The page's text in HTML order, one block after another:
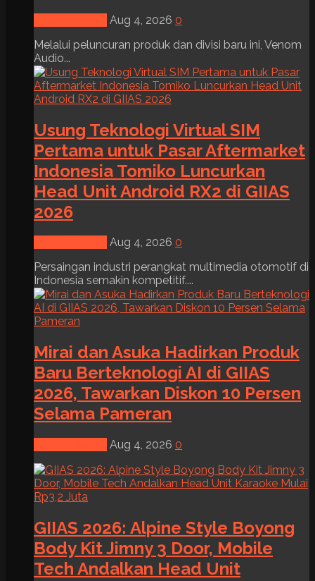
Aug 4, 2026 0
Melalui peluncuran produk dan divisi baru ini, Venom
Audio...
Usung Teknologi Virtual SIM
Pertama untuk Pasar Aftermarket
Indonesia Tomiko Luncurkan
Head Unit Android RX2 di GIIAS
2026
Aug 4, 2026 0
Persaingan industri perangkat multimedia otomotif di
Indonesia semakin kompetitif....
Mirai dan Asuka Hadirkan Produk
Baru Berteknologi AI di GIIAS
2026, Tawarkan Diskon 10 Persen
Selama Pameran
Aug 4, 2026 0
GIIAS 2026: Alpine Style Boyong
Body Kit Jimny 3 Door, Mobile
Tech Andalkan Head Unit